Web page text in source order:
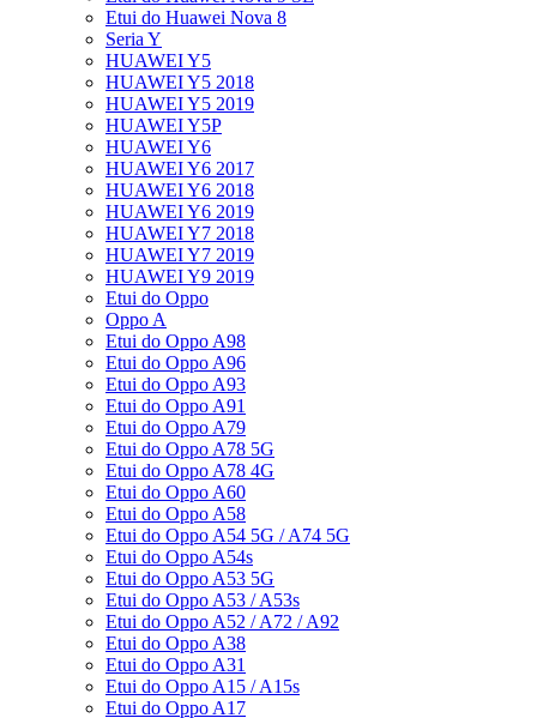
Etui do Huawei Nova 8
Seria Y
HUAWEI Y5
HUAWEI Y5 2018
HUAWEI Y5 2019
HUAWEI Y5P
HUAWEI Y6
HUAWEI Y6 2017
HUAWEI Y6 2018
HUAWEI Y6 2019
HUAWEI Y7 2018
HUAWEI Y7 2019
HUAWEI Y9 2019
Etui do Oppo
Oppo A
Etui do Oppo A98
Etui do Oppo A96
Etui do Oppo A93
Etui do Oppo A91
Etui do Oppo A79
Etui do Oppo A78 5G
Etui do Oppo A78 4G
Etui do Oppo A60
Etui do Oppo A58
Etui do Oppo A54 5G / A74 5G
Etui do Oppo A54s
Etui do Oppo A53 5G
Etui do Oppo A53 / A53s
Etui do Oppo A52 / A72 / A92
Etui do Oppo A38
Etui do Oppo A31
Etui do Oppo A15 / A15s
Etui do Oppo A17